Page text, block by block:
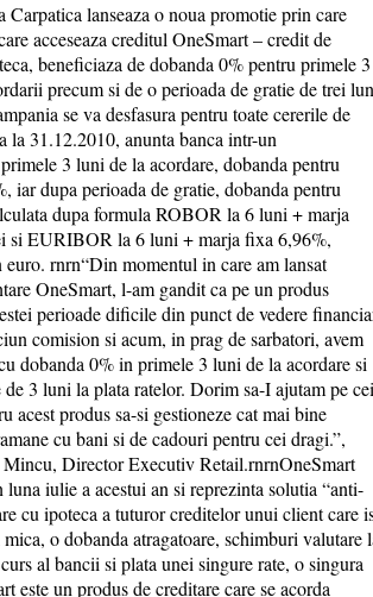
Carpatica lanseaza o noua promotie prin care
acceseaza creditul OneSmart – credit de
beneficiaza de dobanda 0% pentru primele 3
precum si de o perioada de gratie de trei
se va desfasura pentru toate cererile de
la 31.12.2010, anunta banca intr-un
3 luni de la acordare, dobanda pentru
iar dupa perioada de gratie, dobanda pentru
dupa formula ROBOR la 6 luni + marja
si EURIBOR la 6 luni + marja fixa 6,96%,
rnrn“Din momentul in care am lansat
OneSmart, l-am gandit ca pe un produs
perioade dificile din punct de vedere
comision si acum, in prag de sarbatori, avem
dobanda 0% in primele 3 luni de la acordare si
de 3 luni la plata ratelor. Dorim sa-I ajutam pe cei
acest produs sa-si gestioneze cat mai bine
cu bani si de cadouri pentru cei dragi.”,
Director Executiv Retail.rnrnOneSmart
iulie a acestui an si reprezinta solutia “anti-
cu ipoteca a tuturor creditelor unui client care
o dobanda atragatoare, schimburi valutare
al bancii si plata unei singure rate, o singura
este un produs de creditare care se acorda